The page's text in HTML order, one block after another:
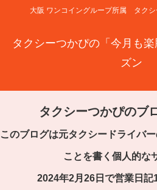
大阪 ワンコイングループ所属 タク
タクシーつかぴの「今月も
ズン
タクシーつかぴのブ
このブログは元タクシードライバ
ことを書く個人的な
2024年2月26日で営業日記